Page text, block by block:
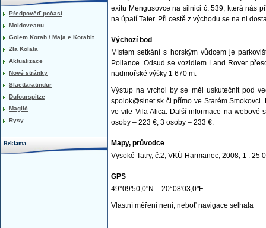
exitu Mengusovce na silnici č. 539, která nás
na úpatí Tater. Při cestě z východu se na ni
Výchozí bod
Místem setkání s horským vůdcem je
Poliance. Odsud se vozidlem Land Rover
nadmořské výšky 1 670 m.
Výstup na vrchol by se měl uskutečnit pod
spolok@sinet.sk či přímo ve Starém
ve vile Vila Alica. Další informace na webové
osoby – 223 €, 3 osoby – 233 €.
Mapy, průvodce
Vysoké Tatry, č.2, VKÚ Harmanec, 2008, 1 : 25
GPS
49°09'50,0"N – 20°08'03,0"E
Vlastní měření není, neboť navigace selhala
Předpověď počasí
Moldoveanu
Golem Korab / Maja e Korabit
Zla Kolata
Aktualizace
Nové stránky
Slaettaratindur
Dufourspitze
Maglič
Rysy
Reklama